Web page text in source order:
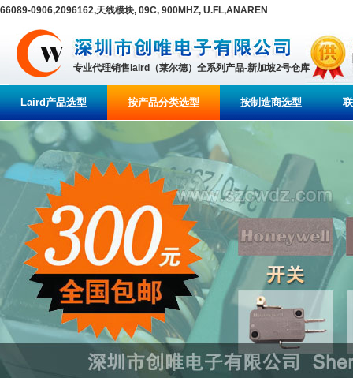
66089-0906,2096162,天线模块, 09C, 900MHZ, U.FL,ANAREN
专业代理销售laird（莱尔德）全系列产品-新加坡2号仓库
Laird产品选型 按产品分类选型 按制造商选型